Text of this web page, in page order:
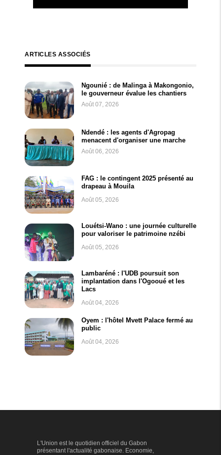
ARTICLES ASSOCIÉS
Ngounié : de Malinga à Makongonio,
le gouverneur évalue les chantiers
Août 07, 2026
Ndendé : les agents d'Agropag
menacent d'organiser une marche
Août 06, 2026
FAG : le contingent 2025 présenté au
drapeau à Mouila
Août 05, 2026
Louétsi-Wano : une journée culturelle
pour valoriser le patrimoine nzébi
Août 05, 2026
Lambaréné : l'UDB poursuit son
implantation dans l'Ogooué et les
Lacs
Août 04, 2026
Oyem : l'hôtel Mvett Palace fermé au
public
Août 04, 2026
L'Union est le quotidien officiel du Gabon
présentant l'actualité gabonaise. Economie,